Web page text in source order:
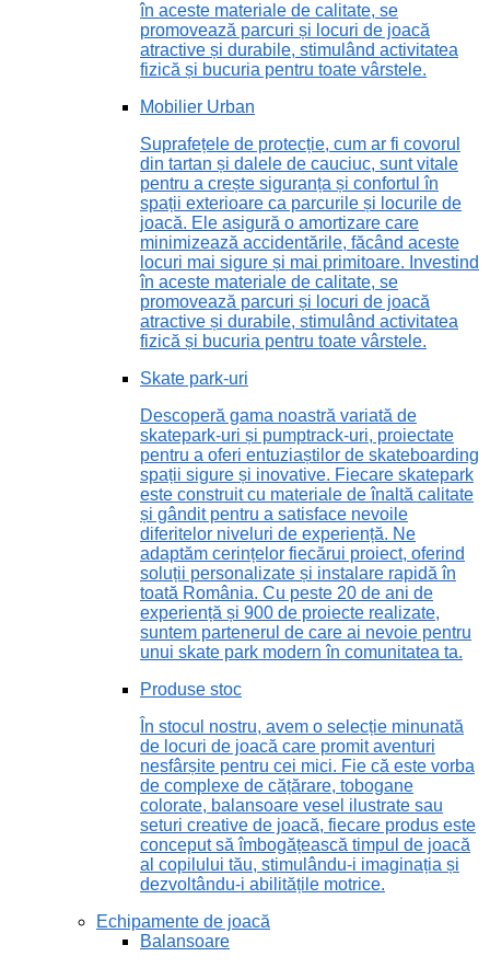
în aceste materiale de calitate, se
promovează parcuri și locuri de joacă
atractive și durabile, stimulând activitatea
fizică și bucuria pentru toate vârstele.
Mobilier Urban
Suprafețele de protecție, cum ar fi covorul
din tartan și dalele de cauciuc, sunt vitale
pentru a crește siguranța și confortul în
spații exterioare ca parcurile și locurile de
joacă. Ele asigură o amortizare care
minimizează accidentările, făcând aceste
locuri mai sigure și mai primitoare. Investind
în aceste materiale de calitate, se
promovează parcuri și locuri de joacă
atractive și durabile, stimulând activitatea
fizică și bucuria pentru toate vârstele.
Skate park-uri
Descoperă gama noastră variată de
skatepark-uri și pumptrack-uri, proiectate
pentru a oferi entuziaștilor de skateboarding
spații sigure și inovative. Fiecare skatepark
este construit cu materiale de înaltă calitate
și gândit pentru a satisface nevoile
diferitelor niveluri de experiență. Ne
adaptăm cerințelor fiecărui proiect, oferind
soluții personalizate și instalare rapidă în
toată România. Cu peste 20 de ani de
experiență și 900 de proiecte realizate,
suntem partenerul de care ai nevoie pentru
unui skate park modern în comunitatea ta.
Produse stoc
În stocul nostru, avem o selecție minunată
de locuri de joacă care promit aventuri
nesfârșite pentru cei mici. Fie că este vorba
de complexe de cățărare, tobogane
colorate, balansoare vesel ilustrate sau
seturi creative de joacă, fiecare produs este
conceput să îmbogățească timpul de joacă
al copilului tău, stimulându-i imaginația și
dezvoltându-i abilitățile motrice.
Echipamente de joacă
Balansoare